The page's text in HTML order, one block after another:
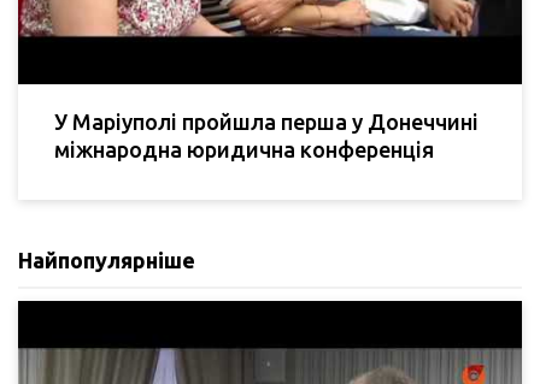
У Маріуполі пройшла перша у Донеччині
міжнародна юридична конференція
Найпопулярніше